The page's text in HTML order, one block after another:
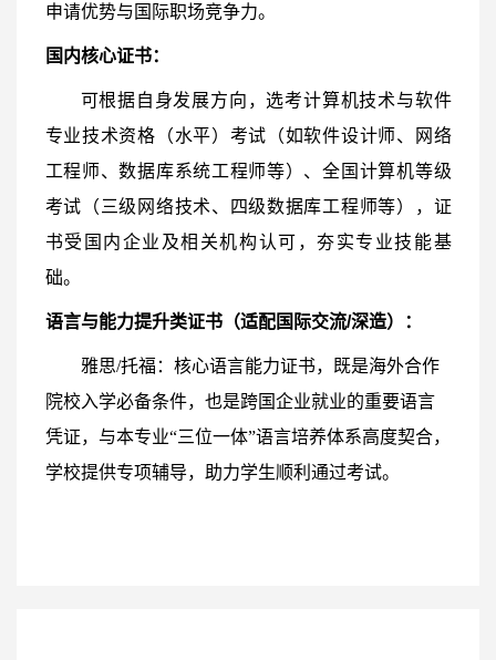
申请优势与国际职场竞争力。
国内核心证书：
可根据自身发展方向，选考计算机技术与软件
专业技术资格（水平）考试（如软件设计师、网络
工程师、数据库系统工程师等）、全国计算机等级
考试（三级网络技术、四级数据库工程师等），证
书受国内企业及相关机构认可，夯实专业技能基
础。
语言与能力提升类证书（适配国际交流/深造）：
雅思/托福：核心语言能力证书，既是海外合作
院校入学必备条件，也是跨国企业就业的重要语言
凭证，与本专业“三位一体”语言培养体系高度契合，
学校提供专项辅导，助力学生顺利通过考试。